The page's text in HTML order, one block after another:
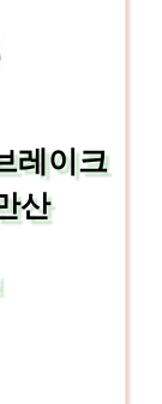
레이크
산